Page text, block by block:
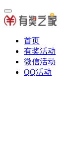
首页
有奖活动
微信活动
QQ活动